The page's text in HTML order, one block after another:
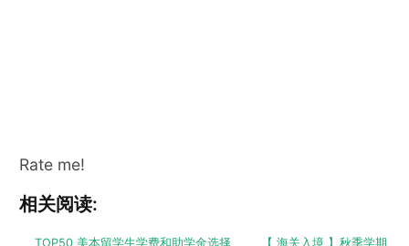
Rate me!
相关阅读:
TOP50 美本留学生学费和助学金选择 【 海关入境 】秋季学期